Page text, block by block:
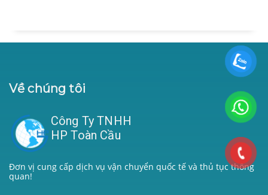
Về chúng tôi
Công Ty TNHH
HP Toàn Cầu
Đơn vị cung cấp dịch vụ vận chuyển quốc tế và thủ tục thông
quan!